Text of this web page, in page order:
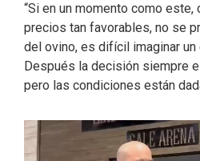
“Si en un momento como este,
precios tan favorables, no se
del ovino, es difícil imaginar un
Después la decisión siempre
pero las condiciones están